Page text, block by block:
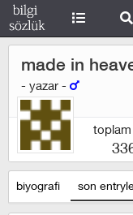
made in
- yazar -
biyografi son